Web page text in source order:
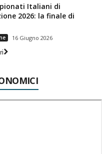
Italiani di
2026: la finale di
16 Giugno 2026